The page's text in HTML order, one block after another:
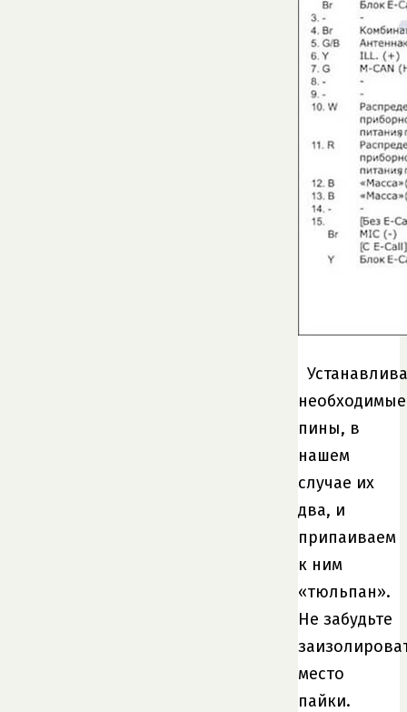
необходимые
пины, в
нашем
случае их
два, и
припаиваем
к ним
«тюльпан».
Не забудьте
место
пайки.